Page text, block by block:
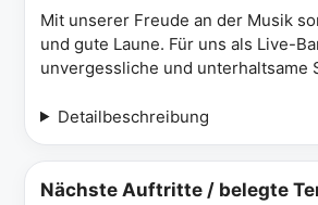
Mit unserer Freude an der Musik
und gute Laune. Für uns als Live-
unvergessliche und unterhaltsame
Detailbeschreibung
Nächste Auftritte / belegte